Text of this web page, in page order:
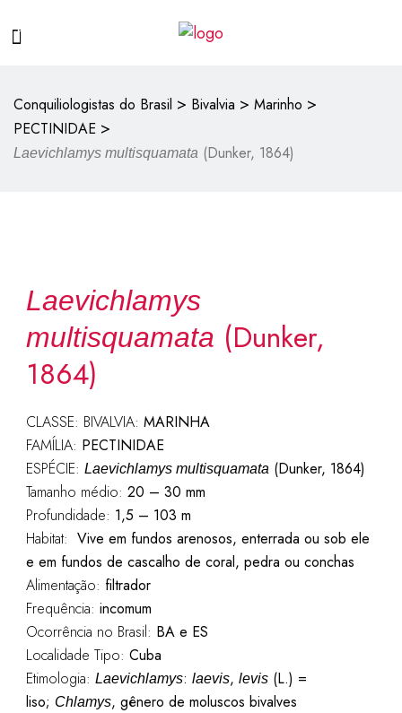
Conquiliologistas do Brasil > Bivalvia > Marinho >
PECTINIDAE >
Laevichlamys multisquamata (Dunker, 1864)
Laevichlamys
multisquamata (Dunker,
1864)
CLASSE: BIVALVIA: MARINHA
FAMÍLIA: PECTINIDAE
ESPÉCIE: Laevichlamys multisquamata(Dunker, 1864)
Tamanho médio: 20 – 30 mm
Profundidade: 1,5 – 103 m
Habitat: Vive em fundos arenosos, enterrada ou sob ele
e em fundos de cascalho de coral, pedra ou conchas
Alimentação: filtrador
Frequência: incomum
Ocorrência no Brasil: BA e ES
Localidade Tipo: Cuba
Etimologia: Laevichlamys: laevis, levis(L.) =
liso; Chlamys, gênero de moluscos bivalves